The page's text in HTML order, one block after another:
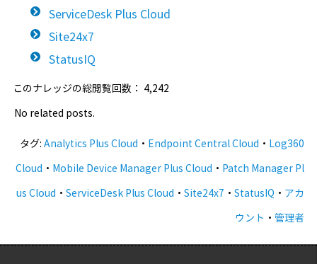
ServiceDesk Plus Cloud
Site24x7
StatusIQ
このナレッジの総閲覧回数： 4,242
No related posts.
タグ:Analytics Plus Cloud ・ Endpoint Central Cloud ・ Log360
Cloud ・ Mobile Device Manager Plus Cloud ・ Patch Manager Pl
us Cloud ・ServiceDesk Plus Cloud ・Site24x7 ・StatusIQ ・ アカ
ウント ・管理者